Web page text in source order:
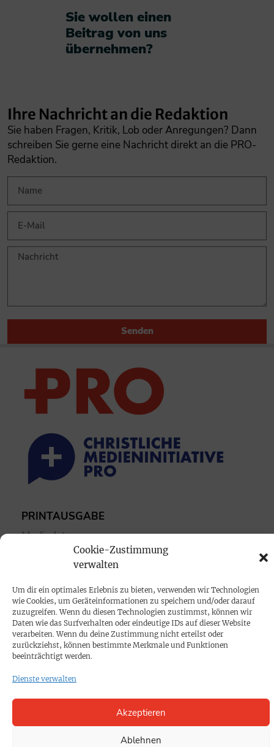
Cookie-Zustimmung
verwalten
Um dir ein optimales Erlebnis zu bieten, verwenden wir Technologien
wie Cookies, um Geräteinformationen zu speichern und/oder darauf
zuzugreifen. Wenn du diesen Technologien zustimmst, können wir
Daten wie das Surfverhalten oder eindeutige IDs auf dieser Website
verarbeiten. Wenn du deine Zustimmung nicht erteilst oder
zurückziehst, können bestimmte Merkmale und Funktionen
beeinträchtigt werden.
Dienste verwalten
Akzeptieren
Ablehnen
Sie wollen einen
Beitrag von uns
übernehmen?​
Ihre Nachricht an die Redaktion
Sie haben Fragen, Kritik, Lob oder Anregungen? Dann
schreiben Sie gerne eine Nachricht direkt an die PRO-
Redaktion.
Senden
PRINTAUSGABE
Mediadaten
PROKOMPAKT
Impressum
SPENDEN
Datenschutz
KONTAKT
Cookie-Richtlinie